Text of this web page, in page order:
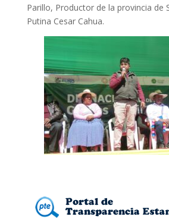
Parillo, Productor de la provincia de
Putina Cesar Cahua.